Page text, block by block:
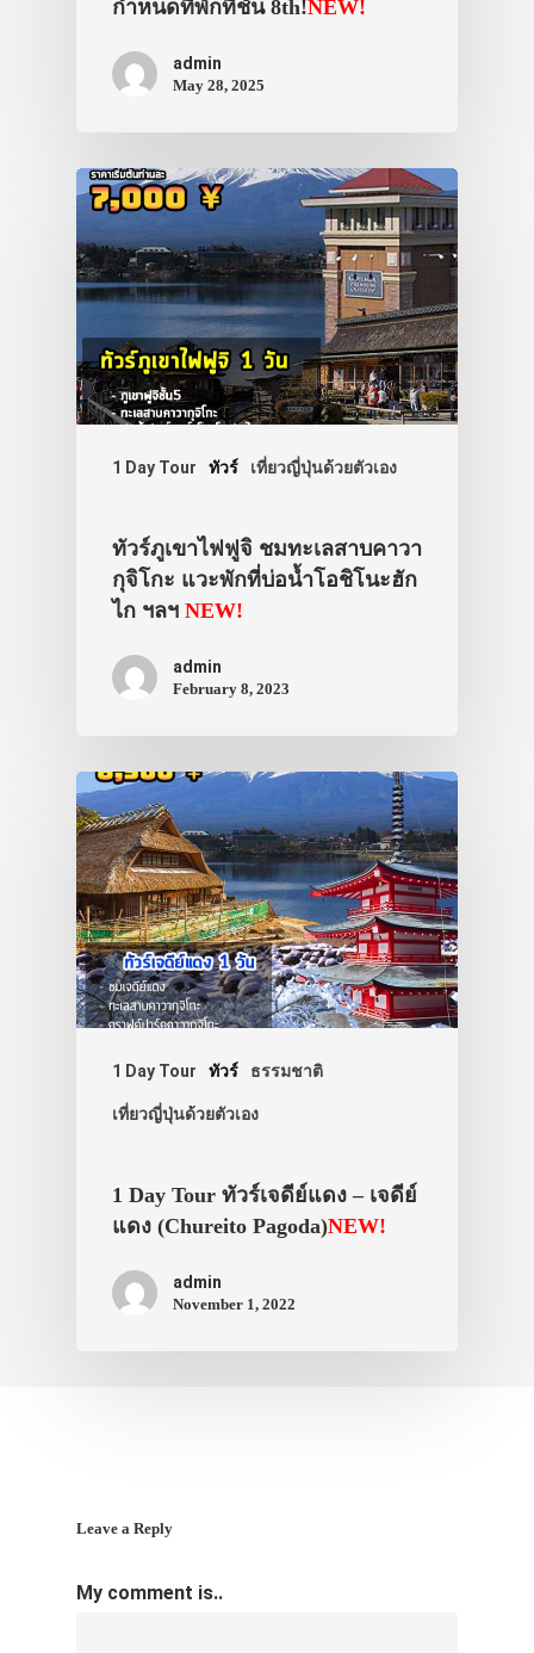
กำหนดที่พักที่ชั้น 8th!NEW!
admin
May 28, 2025
1 Day Tour ทัวร์ เที่ยวญี่ปุ่นด้วยตัวเอง
ทัวร์ภูเขาไฟฟูจิ ชมทะเลสาบคาวา
กุจิโกะ แวะพักที่บ่อน้ำโอชิโนะฮัก
ไก ฯลฯ NEW!
admin
February 8, 2023
1 Day Tour ทัวร์ ธรรมชาติ
เที่ยวญี่ปุ่นด้วยตัวเอง
1 Day Tour ทัวร์เจดีย์แดง – เจดีย์
แดง (Chureito Pagoda)NEW!
admin
November 1, 2022
Leave a Reply
My comment is..